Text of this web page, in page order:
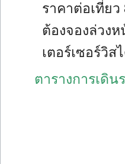
ราคาต่อเที่ย
ต้องจองล่วง
เตอร์เซอร์วิส
ตารางการเดิน